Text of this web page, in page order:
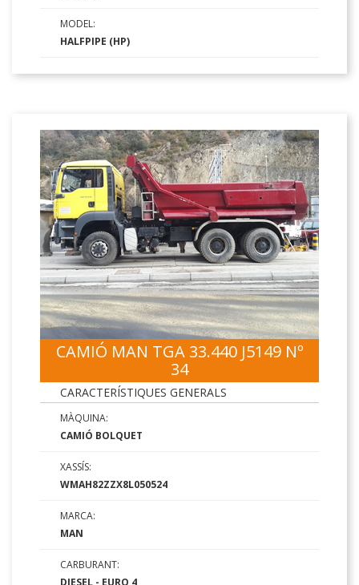
MODEL:
HALFPIPE (HP)
CAMIÓ MAN TGA 33.440 J5149 Nº
34
CARACTERÍSTIQUES GENERALS
MÀQUINA:
CAMIÓ BOLQUET
XASSÍS:
WMAH82ZZX8L050524
MARCA:
MAN
CARBURANT:
DIESEL - EURO 4